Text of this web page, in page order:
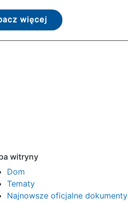
więcej
witryny
Dom
Tematy
Najnowsze oficjalne dokumenty